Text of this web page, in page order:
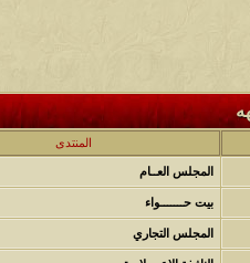
المنتدى
المجلس العــام
بيت حـــــــواء
المجلس التجاري